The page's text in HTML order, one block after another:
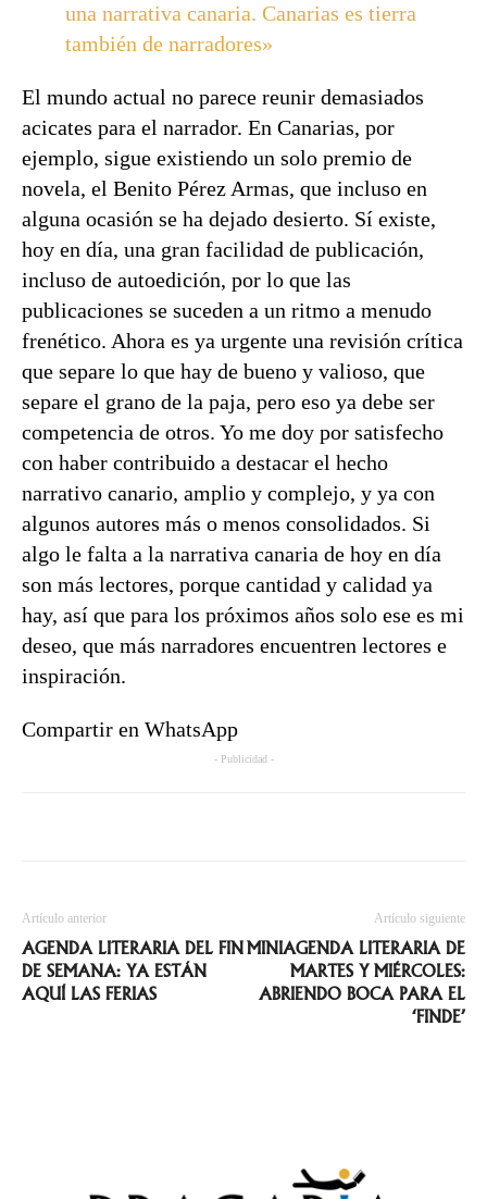
una narrativa canaria. Canarias es tierra
también de narradores»
El mundo actual no parece reunir demasiados
acicates para el narrador. En Canarias, por
ejemplo, sigue existiendo un solo premio de
novela, el Benito Pérez Armas, que incluso en
alguna ocasión se ha dejado desierto. Sí existe,
hoy en día, una gran facilidad de publicación,
incluso de autoedición, por lo que las
publicaciones se suceden a un ritmo a menudo
frenético. Ahora es ya urgente una revisión crítica
que separe lo que hay de bueno y valioso, que
separe el grano de la paja, pero eso ya debe ser
competencia de otros. Yo me doy por satisfecho
con haber contribuido a destacar el hecho
narrativo canario, amplio y complejo, y ya con
algunos autores más o menos consolidados. Si
algo le falta a la narrativa canaria de hoy en día
son más lectores, porque cantidad y calidad ya
hay, así que para los próximos años solo ese es mi
deseo, que más narradores encuentren lectores e
inspiración.
Compartir en WhatsApp
- Publicidad -
Artículo anterior
AGENDA LITERARIA DEL FIN
DE SEMANA: YA ESTÁN
AQUÍ LAS FERIAS
Artículo siguiente
MINIAGENDA LITERARIA DE
MARTES Y MIÉRCOLES:
ABRIENDO BOCA PARA EL
‘FINDE’